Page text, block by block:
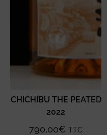
CHICHIBU THE PEATED
2022
790,00€ TTC